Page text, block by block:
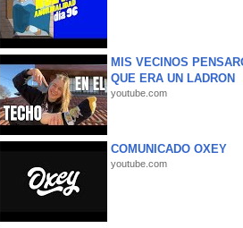
MIS VECINOS
QUE ERA UN LADRON
youtube.com
COMUNICADO OXEY
youtube.com